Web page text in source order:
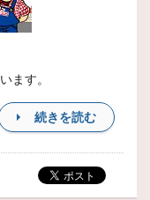
ます。
続きを読む